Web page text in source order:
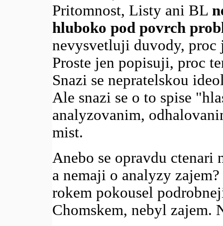
Pritomnost, Listy ani BL
hluboko pod povrch
nevysvetluji duvody, proc
Proste jen popisuji, proc
Snazi se nepratelskou
Ale snazi se o to spise
analyzovanim,
mist.
Anebo se opravdu ctenari
a nemaji o analyzy
rokem pokousel
Chomskem, nebyl zajem.